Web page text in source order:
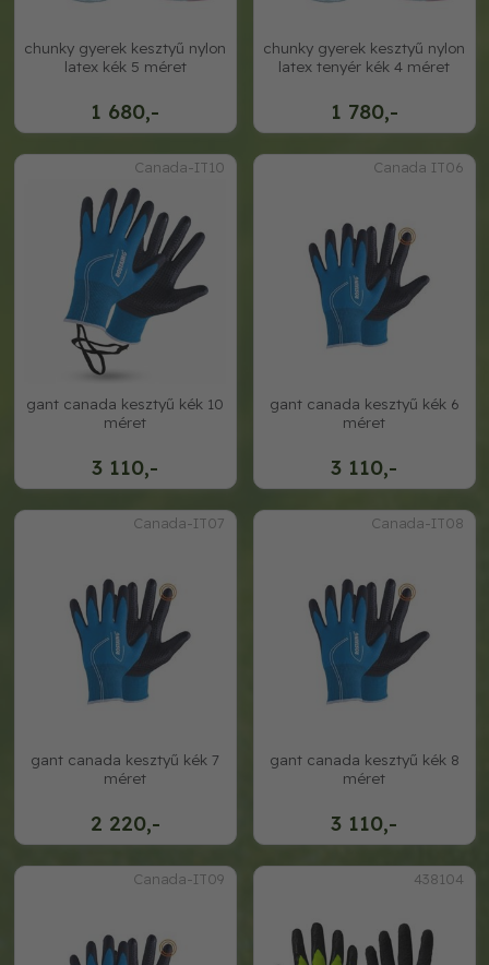
1 680,-
chunky gyerek kesztyű nylon
latex kék 5 méret
1 780,-
chunky gyerek kesztyű nylon
latex tenyér kék 4 méret
Canada-IT10
3 110,-
gant canada kesztyű kék 10
méret
Canada IT06
3 110,-
gant canada kesztyű kék 6
méret
Canada-IT07
2 220,-
gant canada kesztyű kék 7
méret
Canada-IT08
3 110,-
gant canada kesztyű kék 8
méret
Canada-IT09 438104